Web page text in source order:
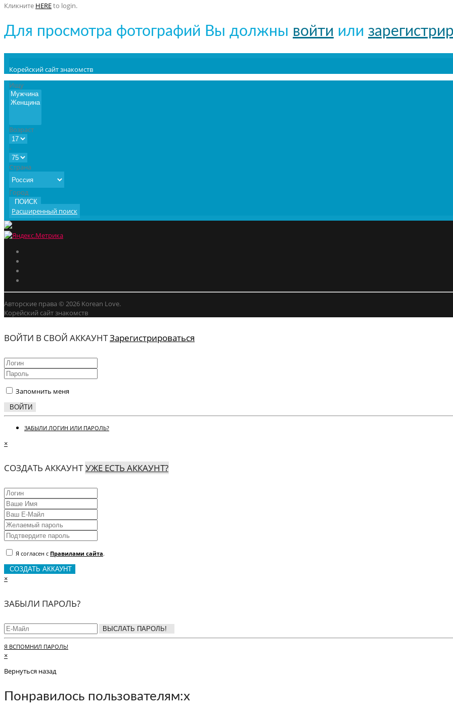
Кликните HEREto login.
Для просмотра фотографий Вы должны войти или
Корейский сайт знакомств
Ищу
Возраст
-
Страна
Город
ПОИСК
Расширенный поиск
Авторские права © 2026 Korean Love.
Корейский сайт знакомств
ВОЙТИ В СВОЙ АККАУНТЗарегистрироваться
Запомнить меня
ВОЙТИ
ЗАБЫЛИ ЛОГИН ИЛИ ПАРОЛЬ?
×
СОЗДАТЬ АККАУНТУЖЕ ЕСТЬ АККАУНТ?
Я согласен с Правилами сайта.
СОЗДАТЬ АККАУНТ
×
ЗАБЫЛИ ПАРОЛЬ?
ВЫСЛАТЬ ПАРОЛЬ!
Я ВСПОМНИЛ ПАРОЛЬ!
×
Вернуться назад
Понравилось пользователям:x